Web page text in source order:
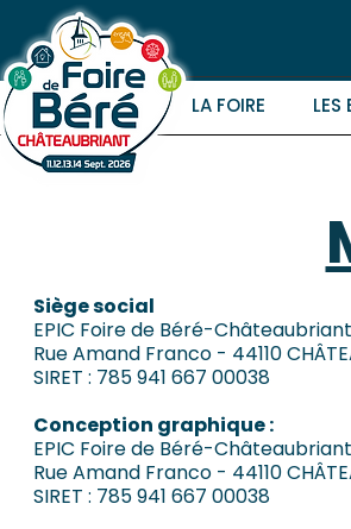
LA FOIRE LES
Siège social
EPIC Foire de Béré-Châteaubriant
Rue Amand Franco - 44110
SIRET : 785 941 667 00038
Conception graphique :
EPIC Foire de Béré-Châteaubriant
Rue Amand Franco - 44110
SIRET : 785 941 667 00038